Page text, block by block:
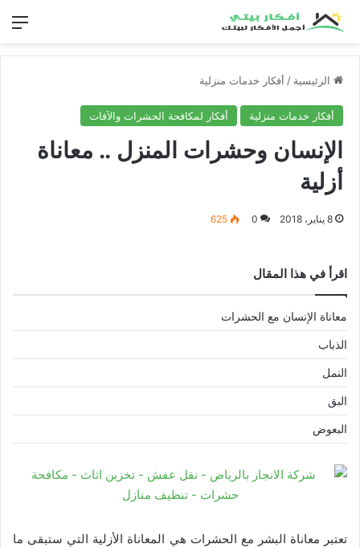
الرئيسية / أفكار خدمات منزلية
أفكار خدمات منزلية أفكار لمكافحة الحشرات والآفات
الإنسان وحشرات المنزل .. معاناة
أزلية
8 يناير، 2018 0
625
اقرأ في هذا المقال
معاناة الإنسان مع الحشرات
الذباب
النمل
البق
البعوض
تعتبر معاناة البشر مع الحشرات هي المعاناة الأزلية التي ستبقى ما